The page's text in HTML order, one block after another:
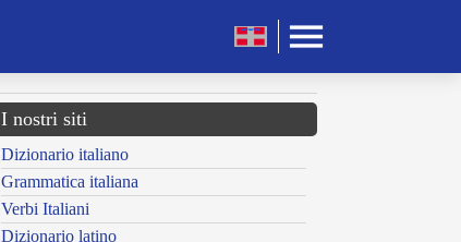
I nostri siti
Dizionario italiano
Grammatica italiana
Verbi Italiani
Dizionario latino